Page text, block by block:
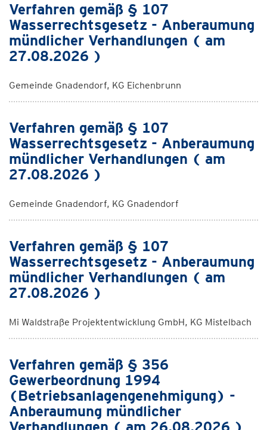
Verfahren gemäß § 107
Wasserrechtsgesetz - Anberaumung
mündlicher Verhandlungen ( am
27.08.2026 )
Gemeinde Gnadendorf, KG Eichenbrunn
Verfahren gemäß § 107
Wasserrechtsgesetz - Anberaumung
mündlicher Verhandlungen ( am
27.08.2026 )
Gemeinde Gnadendorf, KG Gnadendorf
Verfahren gemäß § 107
Wasserrechtsgesetz - Anberaumung
mündlicher Verhandlungen ( am
27.08.2026 )
Mi Waldstraße Projektentwicklung GmbH, KG Mistelbach
Verfahren gemäß § 356
Gewerbeordnung 1994
(Betriebsanlagengenehmigung) -
Anberaumung mündlicher